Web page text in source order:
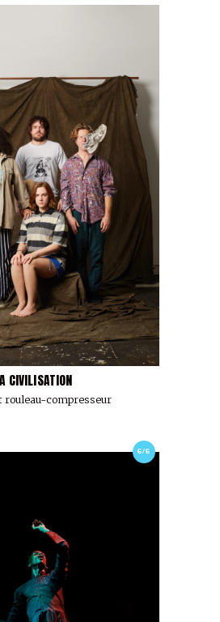
CIVILISATION
rouleau-compresseur
6/6